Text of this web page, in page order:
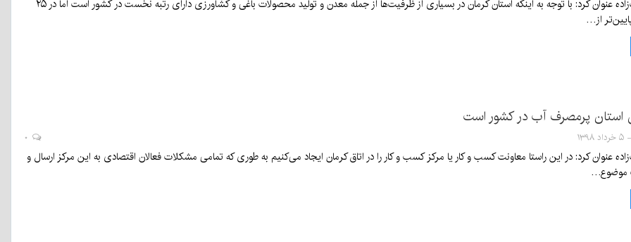
سیدمهدی طبیب‌زاده عنوان کرد: با توجه به اینکه استان کرمان در بسیاری از ظرفیت‌ها از جمله معدن و تولید محصولات باغی و کشاورزی دارای رتبه نخست در کشور است اما در ۲۵
از…
استان پرمصرف آب در کشور است
عنوان کرد: در این راستا معاونت کسب و کار یا مرکز کسب و کار را در اتاق کرمان ایجاد می‌کنیم به طوری که تمامی مشکلات فعالان اقتصادی به این مرکز ارسال و
موضوع…